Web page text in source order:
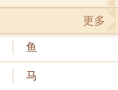
更多
鱼
马